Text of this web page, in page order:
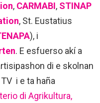
, CARMABI, STINAP
, St. Eustatius
), i
. E esfuerso akí a
di e skolnan
i e ta haña
di Agrikultura,